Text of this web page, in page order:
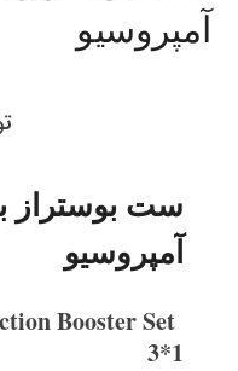
آمپروسیو
ست بوستراز
آمپروسیو
Booster Set
3*1